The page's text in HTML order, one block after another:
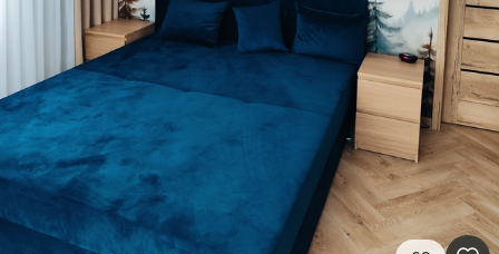
Premium
34 .00€ /m²
Vinyle Premium
65 .00 39.00 /m²
Peel and Stick
81.67 .00€ /m²